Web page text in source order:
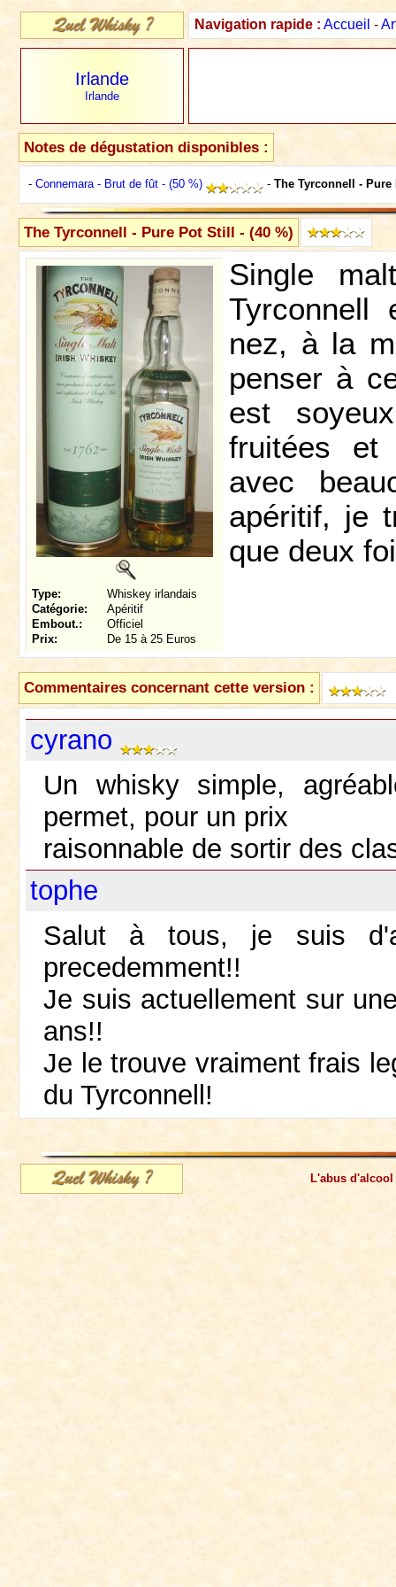
Navigation rapide : Accueil -
Irlande
Irlande
Notes de dégustation disponibles :
- Connemara - Brut de fût - (50 %) - The Tyrconnell -
The Tyrconnell - Pure Pot Still - (40 %)
Type:
Whiskey irlandais
Catégorie:
Apéritif
Embout.:
Officiel
Prix:
De 15 à 25 Euros
Single
nez, à la
penser à
est
fruitées et
avec
apéritif, je
que deux
Commentaires concernant cette version :
cyrano
Un whisky simple,
permet, pour un prix
raisonnable de sortir des
tophe
Salut à tous, je suis
precedemment!!
Je suis actuellement sur
ans!!
Je le trouve vraiment frais
du Tyrconnell!
L'abus